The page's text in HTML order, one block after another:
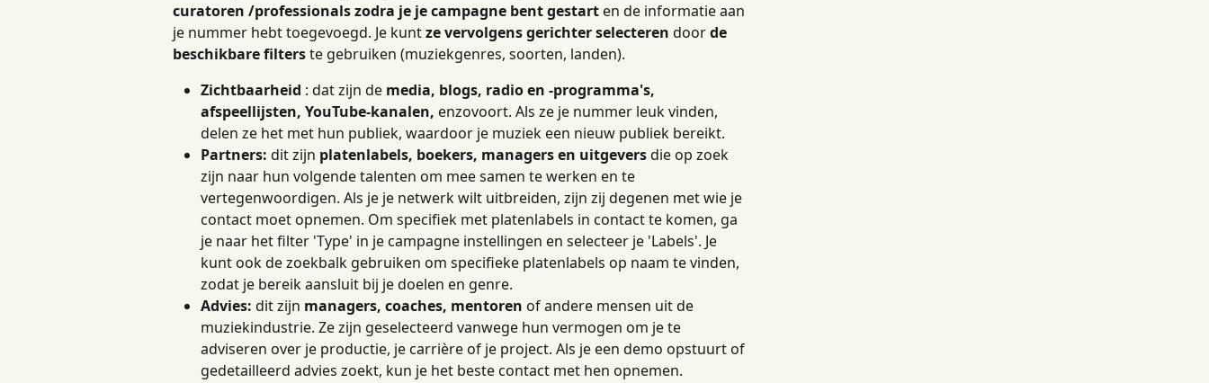
curatoren /professionals zodra je je campagne bent gestart en de informatie aan
je nummer hebt toegevoegd. Je kunt ze vervolgens gerichter selecteren door de
beschikbare filters te gebruiken (muziekgenres, soorten, landen).
Zichtbaarheid : dat zijn de media, blogs, radio en -programma's,
afspeellijsten, YouTube-kanalen, enzovoort. Als ze je nummer leuk vinden,
delen ze het met hun publiek, waardoor je muziek een nieuw publiek bereikt.
Partners: dit zijn platenlabels, boekers, managers en uitgevers die op zoek
zijn naar hun volgende talenten om mee samen te werken en te
vertegenwoordigen. Als je je netwerk wilt uitbreiden, zijn zij degenen met wie je
contact moet opnemen. Om specifiek met platenlabels in contact te komen, ga
je naar het filter 'Type' in je campagne instellingen en selecteer je 'Labels'. Je
kunt ook de zoekbalk gebruiken om specifieke platenlabels op naam te vinden,
zodat je bereik aansluit bij je doelen en genre.
Advies: dit zijn managers, coaches, mentoren of andere mensen uit de
muziekindustrie. Ze zijn geselecteerd vanwege hun vermogen om je te
adviseren over je productie, je carrière of je project. Als je een demo opstuurt of
gedetailleerd advies zoekt, kun je het beste contact met hen opnemen.